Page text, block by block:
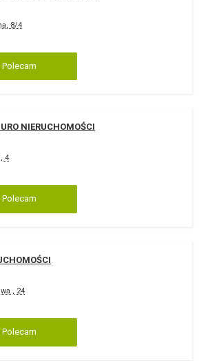
8/4
Polecam
NIERUCHOMOŚCI
4
Polecam
, 24
Polecam